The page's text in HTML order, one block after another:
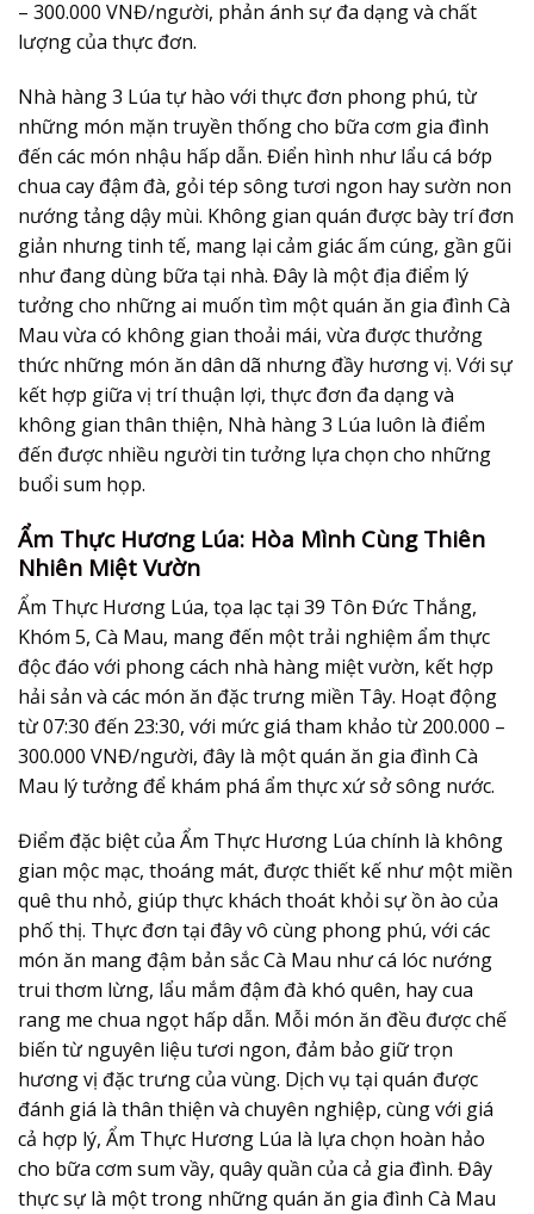
– 300.000 VNĐ/người, phản ánh sự đa dạng và chất
lượng của thực đơn.
Nhà hàng 3 Lúa tự hào với thực đơn phong phú, từ
những món mặn truyền thống cho bữa cơm gia đình
đến các món nhậu hấp dẫn. Điển hình như lẩu cá bớp
chua cay đậm đà, gỏi tép sông tươi ngon hay sườn non
nướng tảng dậy mùi. Không gian quán được bày trí đơn
giản nhưng tinh tế, mang lại cảm giác ấm cúng, gần gũi
như đang dùng bữa tại nhà. Đây là một địa điểm lý
tưởng cho những ai muốn tìm mộtquán ăn gia đình Cà
Mau vừa có không gian thoải mái, vừa được thưởng
thức những món ăn dân dã nhưng đầy hương vị. Với sự
kết hợp giữa vị trí thuận lợi, thực đơn đa dạng và
không gian thân thiện, Nhà hàng 3 Lúa luôn là điểm
đến được nhiều người tin tưởng lựa chọn cho những
buổi sum họp.
Ẩm Thực Hương Lúa: Hòa Mình Cùng Thiên
Nhiên Miệt Vườn
Ẩm Thực Hương Lúa, tọa lạc tại 39 Tôn Đức Thắng,
Khóm 5, Cà Mau, mang đến một trải nghiệm ẩm thực
độc đáo với phong cách nhà hàng miệt vườn, kết hợp
hải sản và các món ăn đặc trưng miền Tây. Hoạt động
từ 07:30 đến 23:30, với mức giá tham khảo từ 200.000 –
300.000 VNĐ/người, đây là mộtquán ăn gia đình Cà
Mau lý tưởng để khám phá ẩm thực xứ sở sông nước.
Điểm đặc biệt của Ẩm Thực Hương Lúa chính là không
gian mộc mạc, thoáng mát, được thiết kế như một miền
quê thu nhỏ, giúp thực khách thoát khỏi sự ồn ào của
phố thị. Thực đơn tại đây vô cùng phong phú, với các
món ăn mang đậm bản sắc Cà Mau như cá lóc nướng
trui thơm lừng, lẩu mắm đậm đà khó quên, hay cua
rang me chua ngọt hấp dẫn. Mỗi món ăn đều được chế
biến từ nguyên liệu tươi ngon, đảm bảo giữ trọn
hương vị đặc trưng của vùng. Dịch vụ tại quán được
đánh giá là thân thiện và chuyên nghiệp, cùng với giá
cả hợp lý, Ẩm Thực Hương Lúa là lựa chọn hoàn hảo
cho bữa cơm sum vầy, quây quần của cả gia đình. Đây
thực sự là một trong nhữngquán ăn gia đình Cà Mau